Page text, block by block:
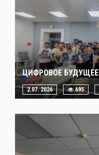
ЦИФРОВОЕ БУДУЩЕЕ
2.07. 2026 695